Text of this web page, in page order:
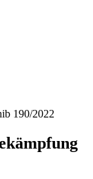
190/2022